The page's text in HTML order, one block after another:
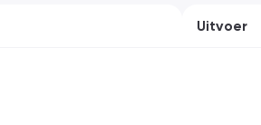
Uitvoer